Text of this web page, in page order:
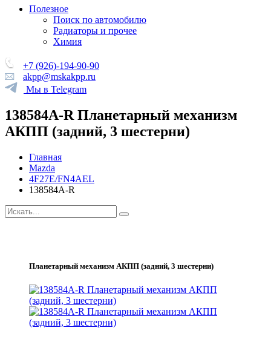
Полезное
Поиск по автомобилю
Радиаторы и прочее
Химия
+7 (926)-194-90-90
akpp@mskakpp.ru
Мы в Telegram
138584A-R Планетарный механизм
АКПП (задний, 3 шестерни)
Главная
Mazda
4F27E/FN4AEL
138584A-R
Планетарный механизм АКПП (задний, 3 шестерни)